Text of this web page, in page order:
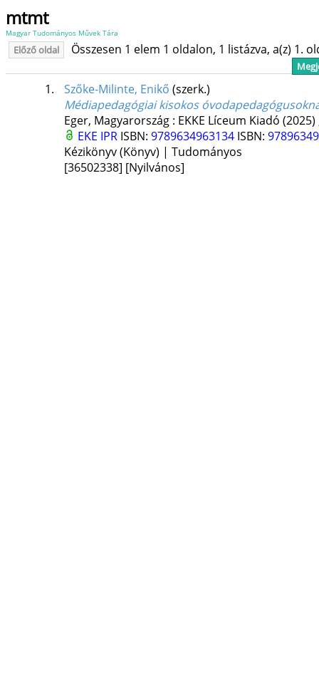
mtmt
Magyar Tudományos Művek Tára
Előző oldal Összesen 1 elem 1 oldalon, 1 listázva, a(z) 1.
1. Szőke-Milinte, Enikő (szerk.)
Médiapedagógiai kisokos
Eger, Magyarország : EKKE Líceum Kiadó (2025)
EKE IPR ISBN: 9789634963134 ISBN:
Kézikönyv (Könyv) | Tudományos
[36502338] [Nyilvános]